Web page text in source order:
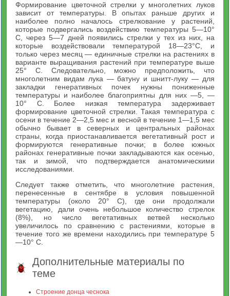
Формирование цветочной стрелки у многолетних луков
зависит от температуры. В опытах раньше других и
наиболее полно началось стрелкование у растений,
которые подвергались воздействию температуры 5—10°
С, через 5—7 дней появились стрелки у тех из них, на
которые воздействовали температурой 18—23°С, и
только через месяц — единичные стрелки на растениях в
варианте выращивания растений при температуре выше
25° С. Следовательно, можно предположить, что
многолетним видам лука — батуну и шнитт-луку — для
закладки генеративных почек нужны пониженные
температуры и наиболее благоприятны для них —5, —
10° С. Более низкая температура задерживает
формирование цветочной стрелки. Такая температура с
осени в течение 2—2,5 мес и весной в течение 1—1,5 мес
обычно бывает в северных и центральных районах
страны, когда приостанавливается вегетативный рост и
формируются генеративные почки; в более южных
районах генеративные почки закладываются как осенью,
так и зимой, что подтверждается анатомическими
исследованиями.
Следует также отметить, что многолетние растения,
перенесенные в сентябре в условия повышенной
температуры (около 20° С), где они продолжали
вегетацию, дали очень небольшое количество стрелок
(8%), но число вегетативных ветвей несколько
увеличилось по сравнению с растениями, которые в
течение того же времени находились при температуре 5
—10° С.
Дополнительные материалы по
теме
Строение донца чеснока